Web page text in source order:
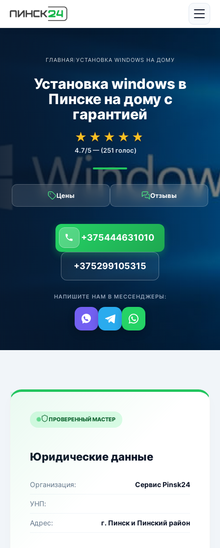
ГЛАВНАЯ/УСТАНОВКА WINDOWS НА ДОМУ
Установка windows в
Пинске на дому с
гарантией
★★★★★
★★★★★
★ ★ ★ ★ ★
4.7/5 — (251 голос)
Цены Отзывы
+375444631010
+375299105315
НАПИШИТЕ НАМ В МЕССЕНДЖЕРЫ:
ПРОВЕРЕННЫЙ МАСТЕР
Юридические данные
Организация: Сервис Pinsk24
УНП:
Адрес: г. Пинск и Пинский район